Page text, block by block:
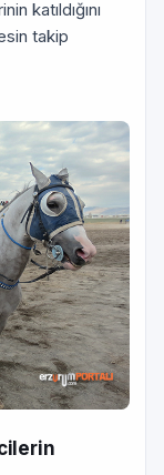
katıldığını
takip